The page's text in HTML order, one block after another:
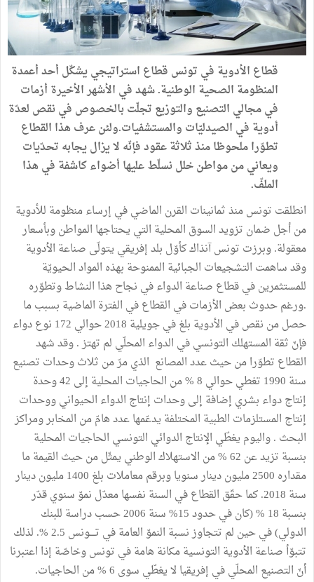
قطاع الأدوية في تونس قطاع استراتيجي يشكّل أحد أعمدة
المنظومة الصحية الوطنية. شهد في الأشهر الأخيرة أزمات
في مجالي التصنيع والتوزيع تجلّت بالخصوص في نقص لعدّة
أدوية في الصيدليّات والمستشفيات.ولئن عرف هذا القطاع
تطوّرا ملحوظا منذ ثلاثة عقود فإنّه لا يزال يجابه تحدّيات
ويعاني من مواطن خلل نسلّط عليها أضواء كاشفة في هذا
الملفّ.
انطلقت تونس منذ ثمانينات القرن الماضي في إرساء منظومة للأدوية
من أجل ضمان تزويد السوق المحلية التي يحتاجها المواطن وبأسعار
معقولة. وبرزت تونس آنذاك كأوّل بلد إفريقي يتولّى صناعة الأدوية
وقد ساهمت التشجيعات الجبائية الممنوحة بهذه المواد الحيويّة
للمستثمرين في قطاع صناعة الدواء في نجاح هذا النشاط وتطوّره
.ورغم حدوث بعض الأزمات في القطاع في الفترة الماضية بسبب ما
حصل من نقص في الأدوية بلغ في جويلية 2018 حوالي 172 نوع دواء
فإنّ ثقة المستهلك التونسي في الدواء المحلّي لم تهتز . وقد شهد
القطاع تطوّرا من حيث عدد المصانع الذي مرّ من ثلاث وحدات تصنيع
سنة 1990 تغطي حوالي 8 % من الحاجيات المحلية إلى 42 وحدة
إنتاج دواء بشري إضافة إلى وحدات إنتاج الدواء الحيواني ووحدات
إنتاج المستلزمات الطبية المختلفة يدعّمها عدد هامّ من المخابر ومراكز
البحث . واليوم يغطّي الإنتاج الدوائي التونسي الحاجيات المحلية
بنسبة تزيد عن 62 % من الاستهلاك الوطني يمثّل من حيث القيمة ما
مقداره 2500 مليون دينار سنويا وبرقم معاملات بلغ 1400 مليون دينار
سنة 2018. كما حقّق القطاع في السنة نفسها معدّل نموّ سنوي قدّر
بنسبة 18 % (كان في حدود 15% سنة 2006 حسب دراسة للبنك
الدولي) في حين لم تتجاوز نسبة النموّ العامة في تــــونس 2.5 %. لذلك
تتبوّأ صناعة الأدوية التونسية مكانة هامة في تونس وخاصّة إذا اعتبرنا
أنّ التصنيع المحلّي في إفريقيا لا يغطّي سوى 6 % من الحاجيات.